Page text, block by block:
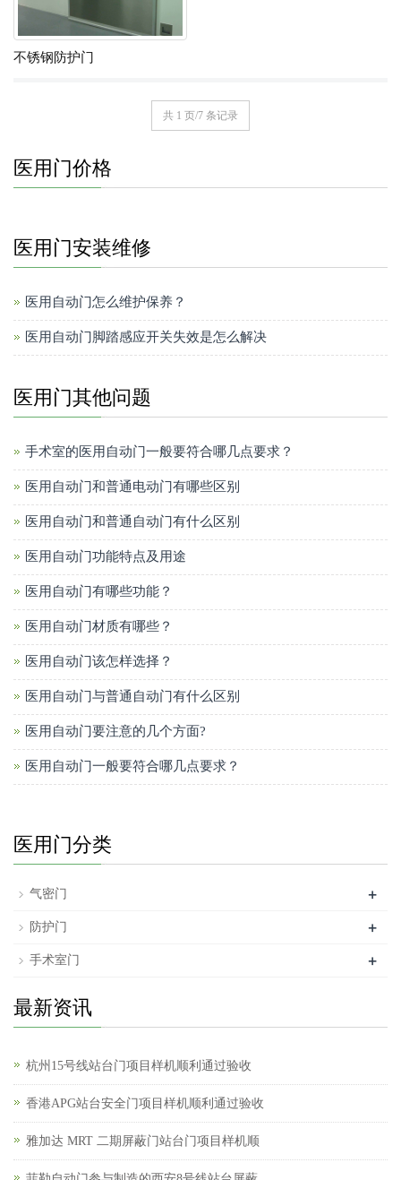
不锈钢防护门
共 1 页/7 条记录
医用门价格
医用门安装维修
医用自动门怎么维护保养？
医用自动门脚踏感应开关失效是怎么解决
医用门其他问题
手术室的医用自动门一般要符合哪几点要求？
医用自动门和普通电动门有哪些区别
医用自动门和普通自动门有什么区别
医用自动门功能特点及用途
医用自动门有哪些功能？
医用自动门材质有哪些？
医用自动门该怎样选择？
医用自动门与普通自动门有什么区别
医用自动门要注意的几个方面?
医用自动门一般要符合哪几点要求？
医用门分类
气密门 +
防护门 +
手术室门 +
最新资讯
杭州15号线站台门项目样机顺利通过验收
香港APG站台安全门项目样机顺利通过验收
雅加达 MRT 二期屏蔽门站台门项目样机顺